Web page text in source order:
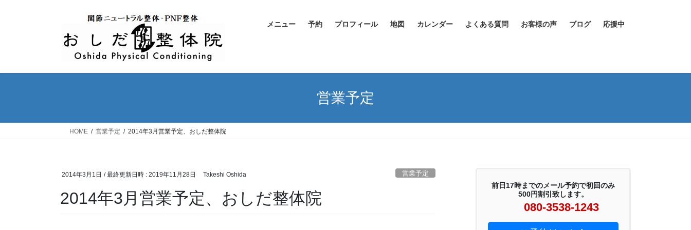
メニュー 予約 プロフィール 地図 カレンダー よくある質問 お客様の声 ブログ 応援中
営業予定
HOME 営業予定 2014年3月営業予定、おしだ整体院
2014年3月1日 / 最終更新日時 : 2019年11月28日 Takeshi Oshida 営業予定
2014年3月営業予定、おしだ整体院
前日17時までのメール予約で初回のみ
500円割引致します。
080-3538-1243